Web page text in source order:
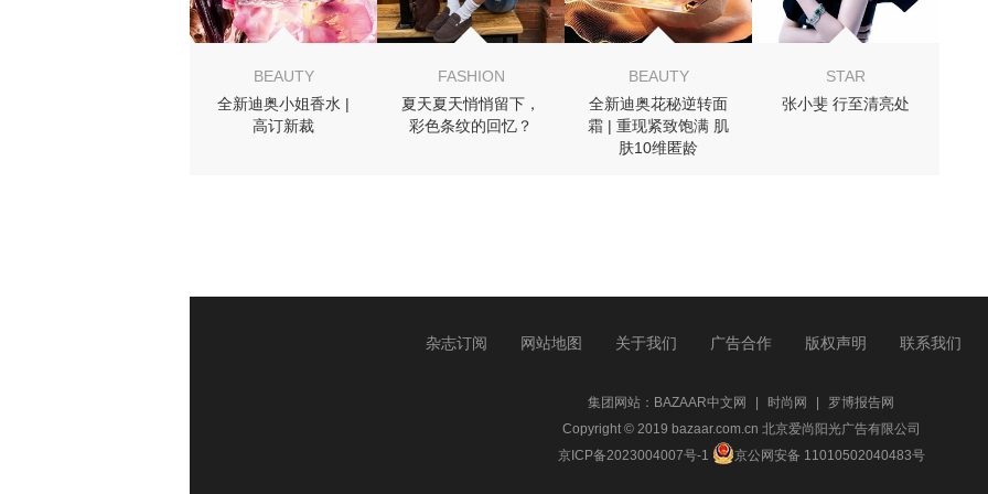
BEAUTY
全新迪奥小姐香水 |
高订新裁
FASHION
夏天夏天悄悄留下，
彩色条纹的回忆？
BEAUTY
全新迪奥花秘逆转面
霜 | 重现紧致饱满 肌
肤10维匿龄
STAR
张小斐 行至清亮处
杂志订阅 网站地图 关于我们 广告合作 版权声明 联系我们
集团网站： BAZAAR中文网 时尚网
罗博报告网
Copyright © 2019 bazaar.com.cn 北京爱尚阳光广告有限公司
京ICP备2023004007号-1
京公网安备 11010502040483号